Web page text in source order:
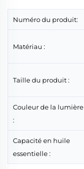
Numéro du produit:
Matériau :
Taille du produit :
Couleur de la lumière
:
Capacité en huile
essentielle :